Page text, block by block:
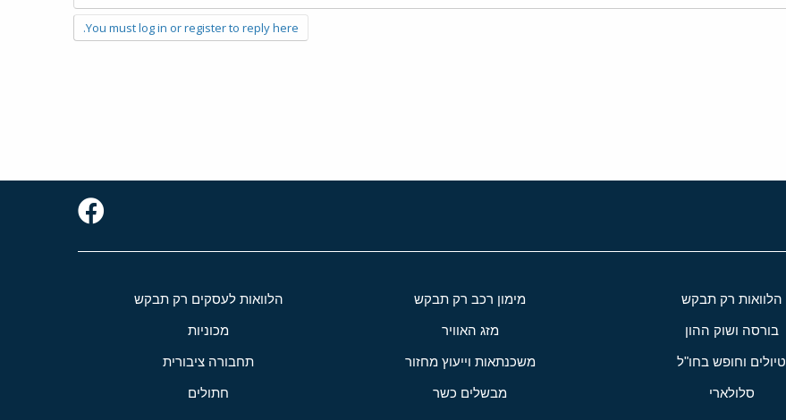
You must log in or register to reply here.
הלוואות רק תבקש מימון רכב רק תבקש הלוואות לעסקים רק תבקש
בורסה ושוק ההון מזג האוויר מכוניות
טיולים וחופש בחו"ל משכנתאות וייעוץ מחזור תחבורה ציבורית
סלולארי מבשלים כשר חתולים